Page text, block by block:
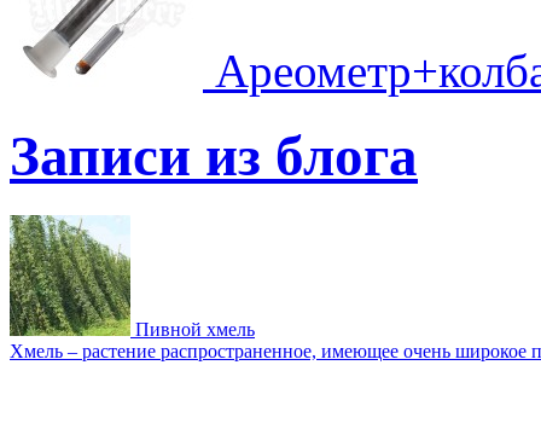
Записи из блога
Пивной хмель
Xмель – растение распространенное, имеющее очень широкое